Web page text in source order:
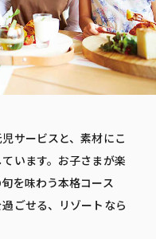
サービスと、素材にこ
います。お子さまが楽
を味わう本格コース
ごせる、リゾートなら